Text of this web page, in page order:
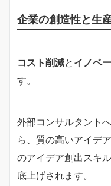
企業の創造性と生
コスト削減と イノベ
す。
外部コンサルタント
ら、質の高いアイデ
のアイデア創出スキ
底上げされます。